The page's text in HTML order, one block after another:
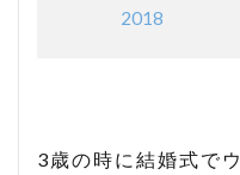
2018
3歳の時に結婚式で